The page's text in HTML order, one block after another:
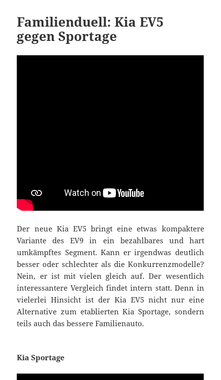
Familienduell: Kia EV5
gegen Sportage
Der neue Kia EV5 bringt eine etwas kompaktere
Variante des EV9 in ein bezahlbares und hart
umkämpftes Segment. Kann er irgendwas deutlich
besser oder schlechter als die Konkurrenzmodelle?
Nein, er ist mit vielen gleich auf. Der wesentlich
interessantere Vergleich findet intern statt. Denn in
vielerlei Hinsicht ist der Kia EV5 nicht nur eine
Alternative zum etablierten Kia Sportage, sondern
teils auch das bessere Familienauto.
Kia Sportage